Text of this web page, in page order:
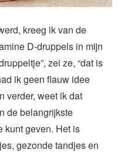
kreeg ik van de
D-druppels in mijn
zei ze, “dat is
ik geen flauw idee
verder, weet ik dat
de belangrijkste
kunt geven. Het is
gezonde tandjes en